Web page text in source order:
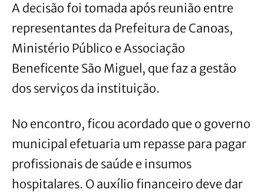
A decisão foi tomada após reunião entre
representantes da Prefeitura de Canoas,
Ministério Público e Associação
Beneficente São Miguel, que faz a gestão
dos serviços da instituição.
No encontro, ficou acordado que o governo
municipal efetuaria um repasse para pagar
profissionais de saúde e insumos
hospitalares. O auxílio financeiro deve dar